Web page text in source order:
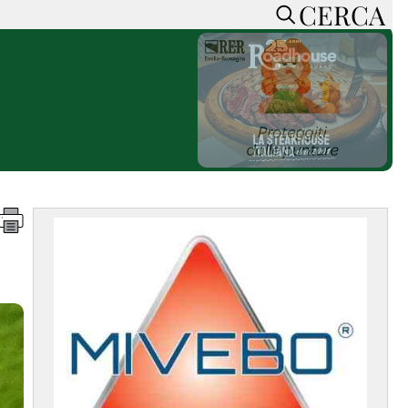
CERCA
ACCEDI o REGISTRATI
CONTATTI
SOSTIENI LA PRESSA
CONOSCI LA PRESSA
COOKIE POLICY
PRIVACY POLICY
FEED RSS
MAPPA DEL SITO
NORMATIVE
DEONTOLOGICHE
CERCA